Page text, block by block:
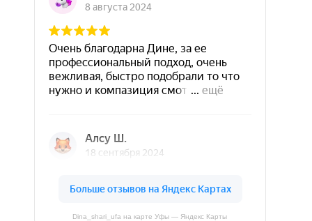
Dina_shari_ufa на карте Уфы — Яндекс Карты